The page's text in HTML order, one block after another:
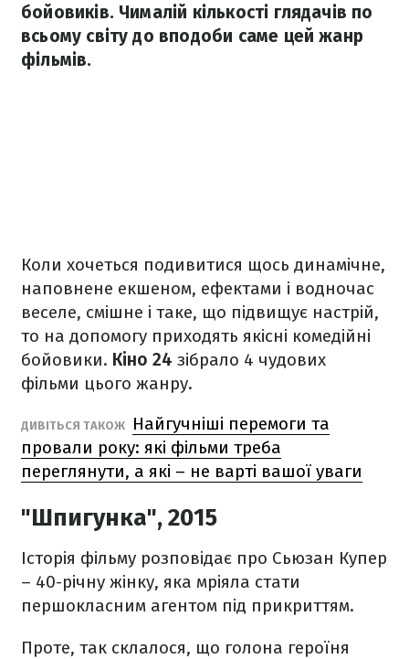
бойовиків. Чималій кількості глядачів по
всьому світу до вподоби саме цей жанр
фільмів.
Коли хочеться подивитися щось динамічне,
наповнене екшеном, ефектами і водночас
веселе, смішне і таке, що підвищує настрій,
то на допомогу приходять якісні комедійні
бойовики. Кіно 24 зібрало 4 чудових
фільми цього жанру.
ДИВІТЬСЯ ТАКОЖ
Найгучніші перемоги та
провали року: які фільми треба
переглянути, а які – не варті вашої уваги
"Шпигунка", 2015
Історія фільму розповідає про Сьюзан Купер
– 40-річну жінку, яка мріяла стати
першокласним агентом під прикриттям.
Проте, так склалося, що голона героїня